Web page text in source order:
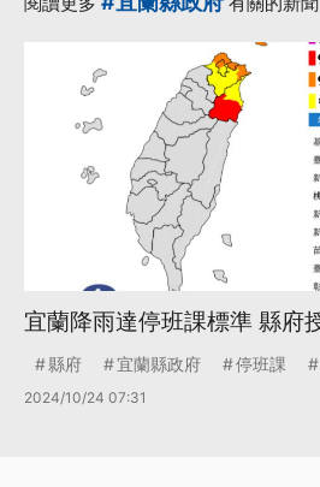
宜蘭降雨達停班課標準 縣府
縣府 宜蘭縣政府 停班課
2024/10/24 07:31